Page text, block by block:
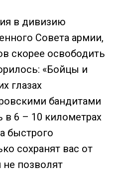
в дивизию
Совета армии,
скорее освободить
«Бойцы и
глазах
бандитами
в 6 – 10 километрах
быстрого
сохранят вас от
позволят